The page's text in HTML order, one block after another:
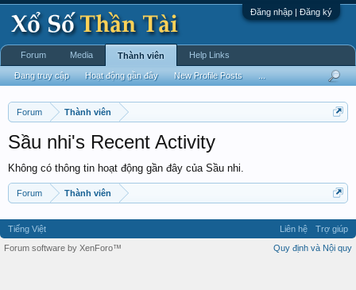
Đăng nhập | Đăng ký
Forum Thành viên
Sầu nhi's Recent Activity
Không có thông tin hoạt động gần đây của Sầu nhi.
Forum Thành viên
Forum Media Thành viên
Đang truy cập Hoạt động gần đây New Profile Posts
Help Links
Tiếng Việt Liên hệ
Trợ giúp
Quy định và Nội quy
Forum software by XenForo™